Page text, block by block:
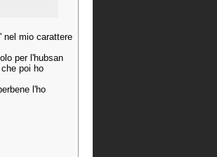
nel mio carattere
per l'hubsan
poi ho
l'ho